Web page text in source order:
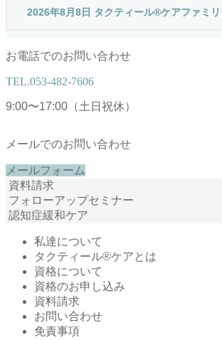
2026年8月8日 タクティール®ケアファミ
お電話でのお問い合わせ
TEL.053-482-7606
9:00〜17:00（土日祝休）
メールでのお問い合わせ
メールフォーム
資料請求
フォローアップセミナー
認知症緩和ケア
私達について
タクティール®ケアとは
資格について
資格のお申し込み
資料請求
お問い合わせ
免責事項